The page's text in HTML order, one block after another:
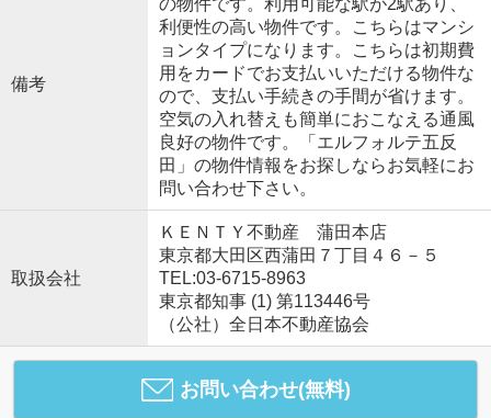
備考
の物件です。利用可能な駅が2駅あり、
利便性の高い物件です。こちらはマンシ
ョンタイプになります。こちらは初期費
用をカードでお支払いいただける物件な
ので、支払い手続きの手間が省けます。
空気の入れ替えも簡単におこなえる通風
良好の物件です。「エルフォルテ五反
田」の物件情報をお探しならお気軽にお
問い合わせ下さい。
取扱会社
ＫＥＮＴＹ不動産 蒲田本店
東京都大田区西蒲田７丁目４６－５
TEL:03-6715-8963
東京都知事 (1) 第113446号
（公社）全日本不動産協会
お問い合わせ(無料)